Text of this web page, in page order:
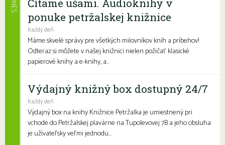
Čítame ušami. Audioknihy v
ponuke petržalskej knižnice
Každý deň
Máme skvelé správy pre všetkých milovníkov kníh a príbehov!
Odteraz si môžete v našej knižnici nielen požičať klasické
papierové knihy a e-knihy, a...
DNES
Výdajný knižný box dostupný 24/7
Každý deň
Výdajný box na knihy Knižnice Petržalka je umiestnený pri
vchode do Petržalskej plavárne na Tupolevovej 7B a jeho obsluha
je užívateľsky veľmi jednodu...